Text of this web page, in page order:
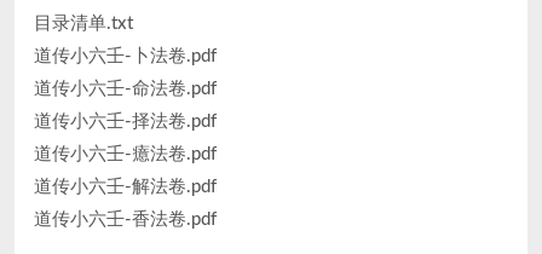
目录清单.txt
道传小六壬-卜法卷.pdf
道传小六壬-命法卷.pdf
道传小六壬-择法卷.pdf
道传小六壬-癔法卷.pdf
道传小六壬-解法卷.pdf
道传小六壬-香法卷.pdf